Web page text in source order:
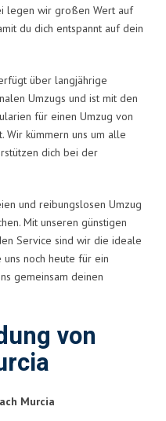
legen wir großen Wert auf
du dich entspannt auf dein
über langjährige
Umzugs und ist mit den
für einen Umzug von
Wir kümmern uns um alle
dich bei der
und reibungslosen Umzug
Mit unseren günstigen
Service sind wir die ideale
uns noch heute für ein
gemeinsam deinen
von
Murcia